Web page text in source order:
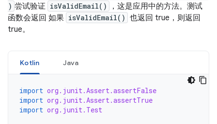
) 尝试验证 isValidEmail()
，这是应用中的方法。测试
函数会返回 如果 isValidEmail() 也返回 true，则返回
true。
Kotlin Java
import org.junit.Assert.assertFalse
import org.junit.Assert.assertTrue
import org.junit.Test